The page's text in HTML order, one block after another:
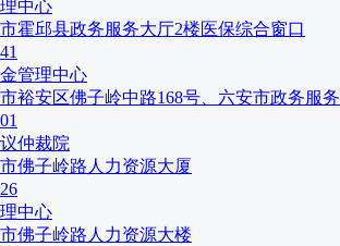
中心
霍邱县政务服务大厅2楼医保综合窗口
管理中心
裕安区佛子岭中路168号、六安市政务服
仲裁院
佛子岭路人力资源大厦
中心
佛子岭路人力资源大楼